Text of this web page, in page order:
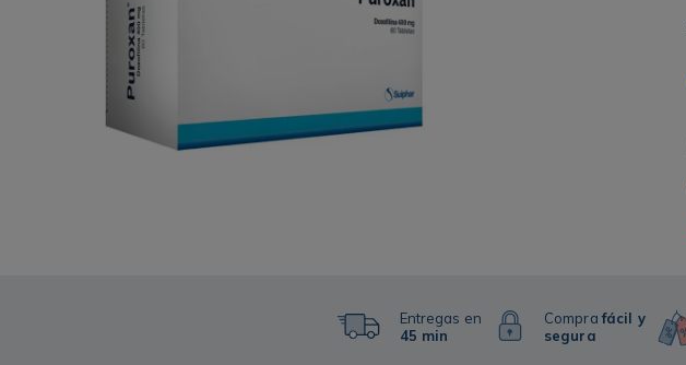
Entregas en
45 min
Comprafácil y
segura